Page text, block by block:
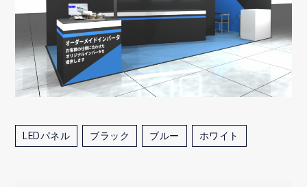
LEDパネル ブラック ブルー ホワイト